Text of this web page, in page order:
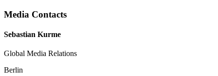
Media Contacts
Sebastian Kurme
Global Media Relations
Berlin